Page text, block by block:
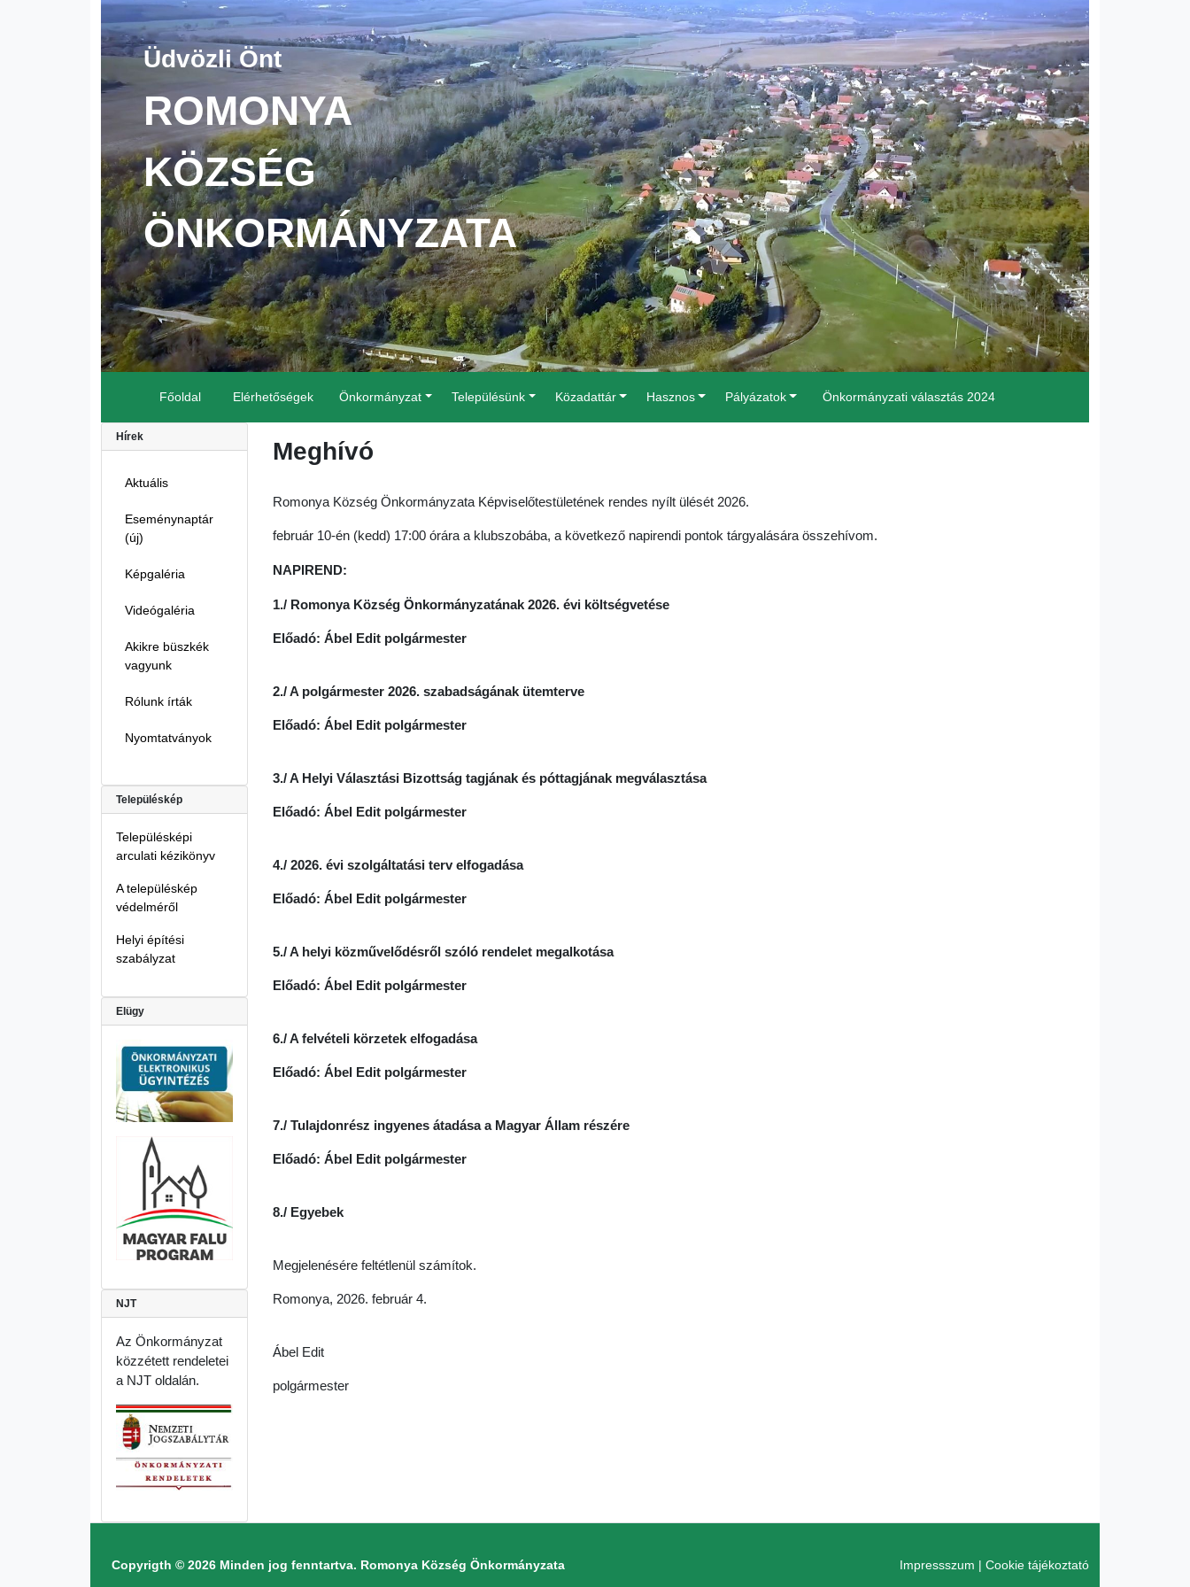
Üdvözli Önt
ROMONYA
KÖZSÉG
ÖNKORMÁNYZATA
Főoldal Elérhetőségek Önkormányzat Településünk Közadattár Hasznos Pályázatok Önkormányzati választás 2024
Hírek
Aktuális
Eseménynaptár
(új)
Képgaléria
Videógaléria
Akikre büszkék
vagyunk
Rólunk írták
Nyomtatványok
Településkép
Településképi
arculati kézikönyv
A településkép
védelméről
Helyi építési
szabályzat
Elügy
NJT
Az Önkormányzat
közzétett rendeletei
a NJT oldalán.
Meghívó
Romonya Község Önkormányzata Képviselő­testületének rendes nyílt ülését 2026.
február 10-én (kedd) 17:00 órára a klubszobába, a következő napirendi pontok tárgyalására összehívom.
NAPIREND:
1./ Romonya Község Önkormányzatának 2026. évi költségvetése
Előadó: Ábel Edit polgármester
2./ A polgármester 2026. szabadságának ütemterve
Előadó: Ábel Edit polgármester
3./ A Helyi Választási Bizottság tagjának és póttagjának megválasztása
Előadó: Ábel Edit polgármester
4./ 2026. évi szolgáltatási terv elfogadása
Előadó: Ábel Edit polgármester
5./ A helyi közművelődésről szóló rendelet megalkotása
Előadó: Ábel Edit polgármester
6./ A felvételi körzetek elfogadása
Előadó: Ábel Edit polgármester
7./ Tulajdonrész ingyenes átadása a Magyar Állam részére
Előadó: Ábel Edit polgármester
8./ Egyebek
Megjelenésére feltétlenül számítok.
Romonya, 2026. február 4.
Ábel Edit
polgármester
Copyrigth © 2026 Minden jog fenntartva. Romonya Község Önkormányzata Impressszum | Cookie tájékoztató